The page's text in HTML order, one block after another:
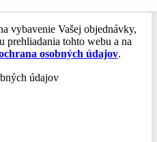
vybavenie Vašej objednávky,
prehliadania tohto webu a na
osobných údajov.
údajov